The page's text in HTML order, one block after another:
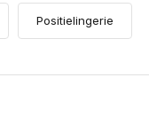
Positielingerie